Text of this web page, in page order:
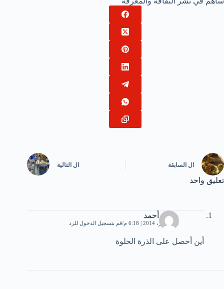
ال السابقة ال التالية
تعليق واحد
محمد أحمد
20 أكتوبر، 2014 | 6:18 م قم بتسجيل الدخول للرد
أين أحصل على الذرة الحلوة